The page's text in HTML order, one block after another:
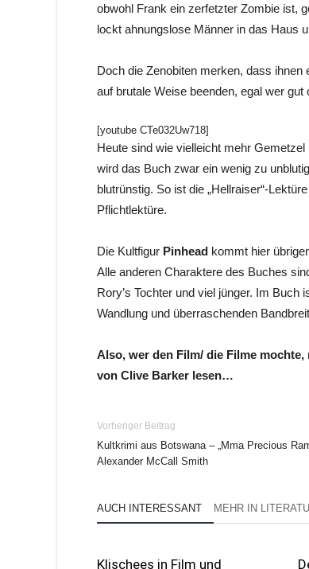
obwohl Frank ein zerfetzter Zombie ist,
lockt ahnungslose Männer in das Haus
Doch die Zenobiten merken, dass
auf brutale Weise beenden, egal wer
[youtube CTe032Uw718]
Heute sind wie vielleicht mehr
wird das Buch zwar ein wenig zu
blutrünstig. So ist die „Hellraiser“-
Pflichtlektüre.
Die Kultfigur Pinhead kommt hier
Alle anderen Charaktere des Buches
Rory’s Tochter und viel jünger. Im
Wandlung und überraschenden
Also, wer den Film/ die Filme
von Clive Barker lesen…
Vorheriger Beitrag
Kultkrimi aus Botswana – „Mma Precious
Alexander McCall Smith
AUCH INTERESSANT MEHR IN
Klischees in Film und